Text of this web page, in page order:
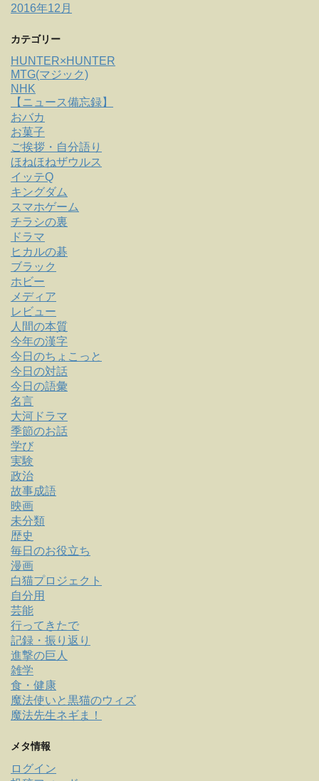
2016年12月
カテゴリー
HUNTER×HUNTER
MTG(マジック)
NHK
【ニュース備忘録】
おバカ
お菓子
ご挨拶・自分語り
ほねほねザウルス
イッテQ
キングダム
スマホゲーム
チラシの裏
ドラマ
ヒカルの碁
ブラック
ホビー
メディア
レビュー
人間の本質
今年の漢字
今日のちょこっと
今日の対話
今日の語彙
名言
大河ドラマ
季節のお話
学び
実験
政治
故事成語
映画
未分類
歴史
毎日のお役立ち
漫画
白猫プロジェクト
自分用
芸能
行ってきたで
記録・振り返り
進撃の巨人
雑学
食・健康
魔法使いと黒猫のウィズ
魔法先生ネギま！
メタ情報
ログイン